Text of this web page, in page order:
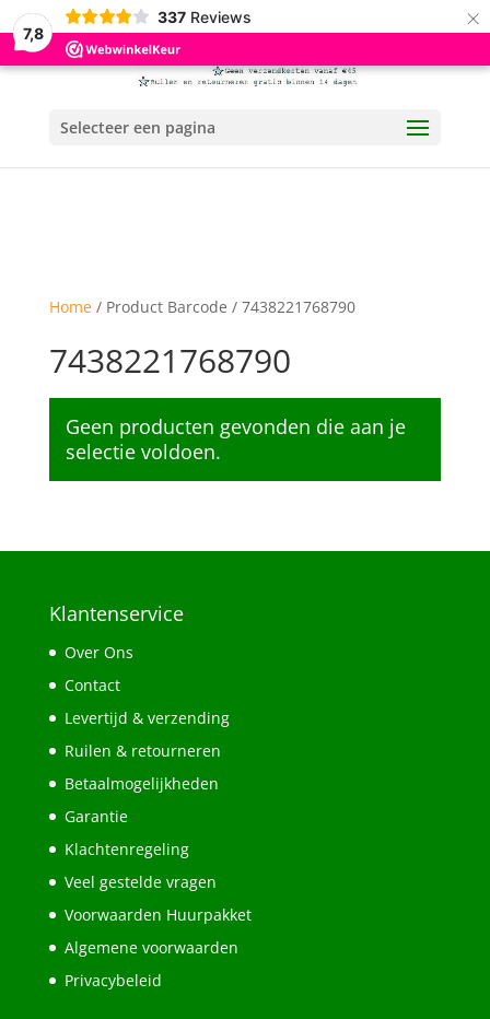
7,8
337 Reviews ×
Selecteer een pagina
Home/ Product Barcode / 7438221768790
7438221768790
Geen producten gevonden die aan je
selectie voldoen.
Klantenservice
Over Ons
Contact
Levertijd & verzending
Ruilen & retourneren
Betaalmogelijkheden
Garantie
Klachtenregeling
Veel gestelde vragen
Voorwaarden Huurpakket
Algemene voorwaarden
Privacybeleid